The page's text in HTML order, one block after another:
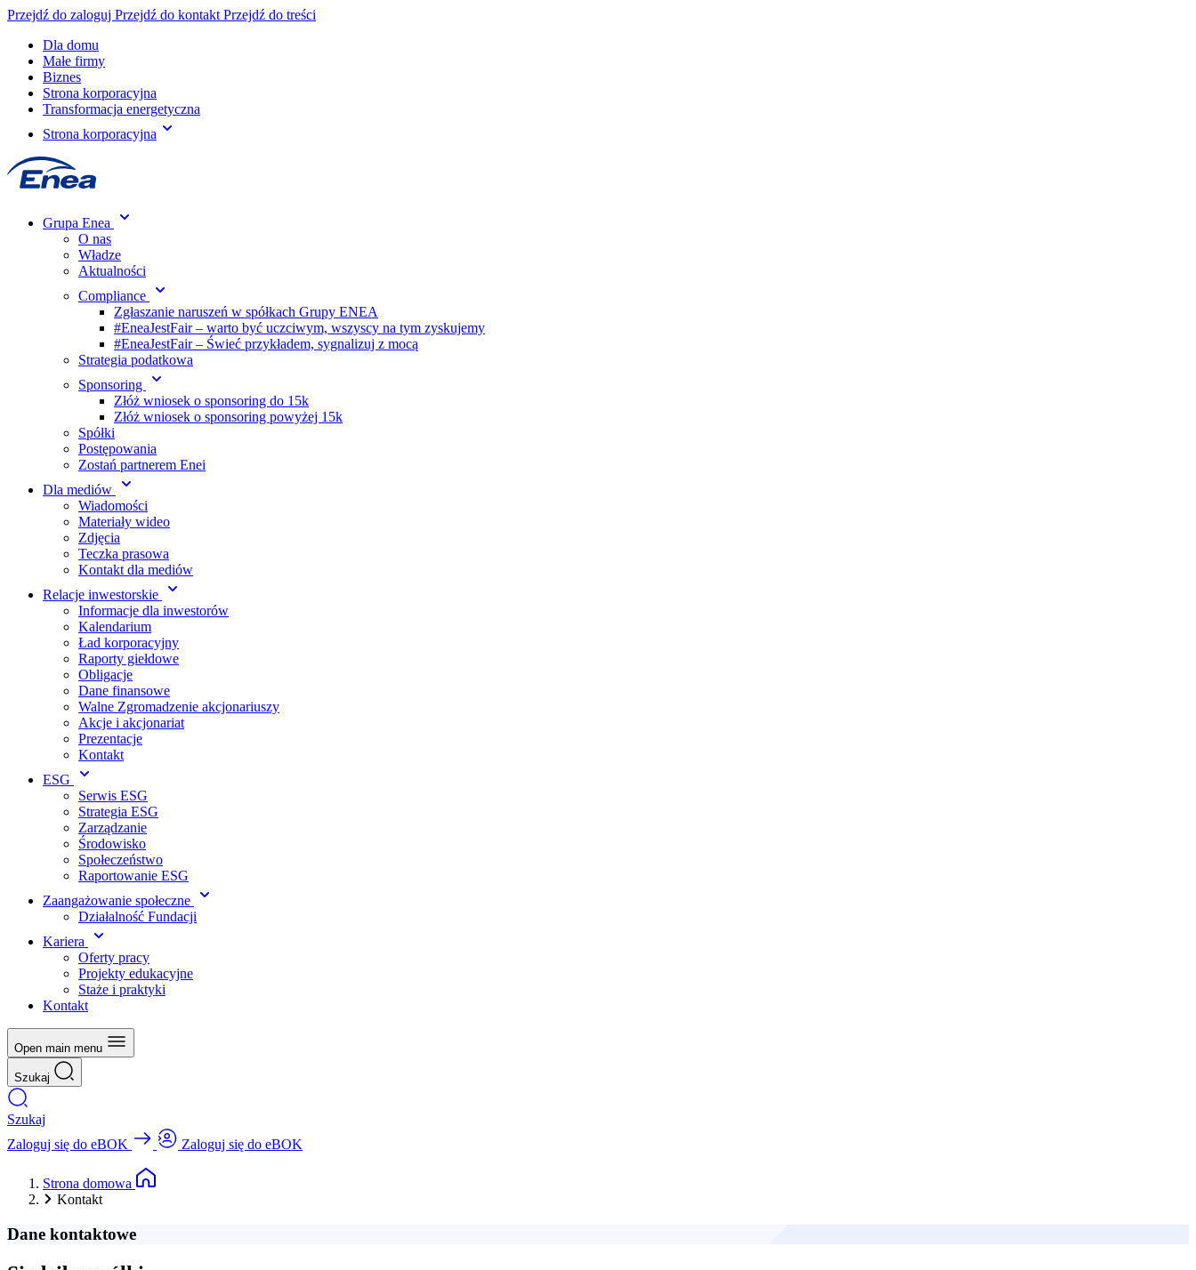
Przejdź do zaloguj Przejdź do kontakt Przejdź do treści
Dla domu
Małe firmy
Biznes
Strona korporacyjna
Transformacja energetyczna
Strona korporacyjna
Grupa Enea
O nas
Władze
Aktualności
Compliance
Zgłaszanie naruszeń w spółkach Grupy ENEA
#EneaJestFair – warto być uczciwym, wszyscy na tym zyskujemy
#EneaJestFair – Świeć przykładem, sygnalizuj z mocą
Strategia podatkowa
Sponsoring
Złóż wniosek o sponsoring do 15k
Złóż wniosek o sponsoring powyżej 15k
Spółki
Postępowania
Zostań partnerem Enei
Dla mediów
Wiadomości
Materiały wideo
Zdjęcia
Teczka prasowa
Kontakt dla mediów
Relacje inwestorskie
Informacje dla inwestorów
Kalendarium
Ład korporacyjny
Raporty giełdowe
Obligacje
Dane finansowe
Walne Zgromadzenie akcjonariuszy
Akcje i akcjonariat
Prezentacje
Kontakt
ESG
Serwis ESG
Strategia ESG
Zarządzanie
Środowisko
Społeczeństwo
Raportowanie ESG
Zaangażowanie społeczne
Działalność Fundacji
Kariera
Oferty pracy
Projekty edukacyjne
Staże i praktyki
Kontakt
Open main menu
Szukaj
Szukaj
Zaloguj się do eBOK
Zaloguj się do eBOK
Strona domowa
Kontakt
Dane kontaktowe